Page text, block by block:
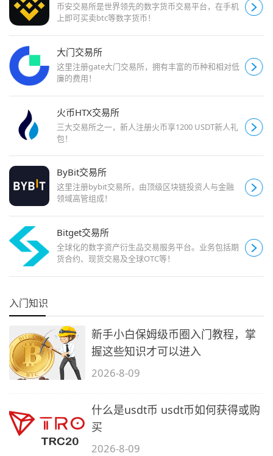
币安交易所是世界领先的数字货币交易平台，在手机
上即可买卖btc等数字货币！
大门交易所
这里注册gate大门交易所，拥有丰富的币种和相对低
廉的费用！
火币HTX交易所
三大交易所之一，新人注册火币享1200 USDT新人礼
包！
ByBit交易所
这里注册bybit交易所，由顶级区块链投资人与金融
领域高管组成！
Bitget交易所
全球化的数字资产衍生品交易服务平台。业务包括期
货合约、现货交易及全球OTC等！
入门知识
新手小白保姆级币圈入门教程，掌
握这些知识才可以进入
2026-8-09
什么是usdt币 usdt币如何获得或购
买
2026-8-09